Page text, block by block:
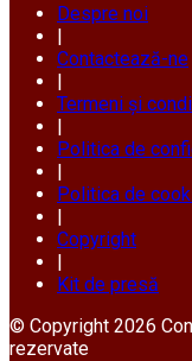
Despre noi
|
Contactează-ne
|
Termeni și
|
Politica de
|
Politica de
|
Copyright
|
Kit de presă
© Copyright 2026
rezervate